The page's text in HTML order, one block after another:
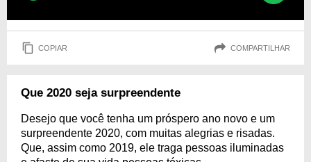
COPIAR COMPARTILHAR
Que 2020 seja surpreendente
Desejo que você tenha um próspero ano novo e um
surpreendente 2020, com muitas alegrias e risadas.
Que, assim como 2019, ele traga pessoas iluminadas